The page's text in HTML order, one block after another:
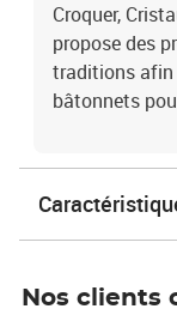
Croquer,
propose des
traditions afin
bâtonnets
Nos clients